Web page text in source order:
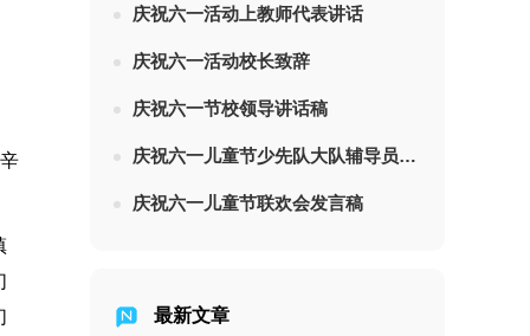
庆祝六一活动上教师代表讲话
庆祝六一活动校长致辞
庆祝六一节校领导讲话稿
庆祝六一儿童节少先队大队辅导员发言稿
庆祝六一儿童节联欢会发言稿
最新文章